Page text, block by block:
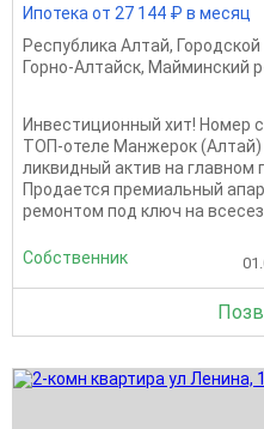
Ипотека от 27 144 ₽ в месяц
Республика Алтай,
Горно-Алтайск, Майминский
Инвестиционный хит! Номер
ТОП-отеле Манжерок (Алтай)
ликвидный актив на главном
Продается премиальный
ремонтом под ключ на
Собственник